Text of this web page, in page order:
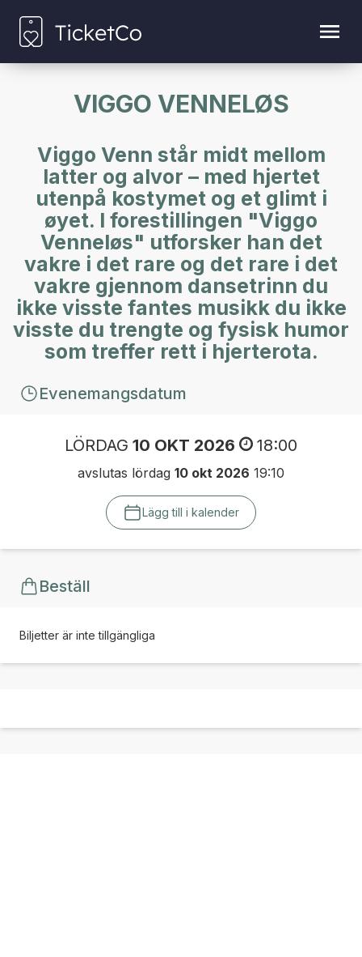
VIGGO VENNELØS
Viggo Venn står midt mellom
latter og alvor – med hjertet
utenpå kostymet og et glimt i
øyet. I forestillingen "Viggo
Venneløs" utforsker han det
vakre i det rare og det rare i det
vakre gjennom dansetrinn du
ikke visste fantes musikk du ikke
visste du trengte og fysisk humor
som treffer rett i hjerterota.
Evenemangsdatum
LÖRDAG 10 OKT 2026 18:00
avslutas lördag 10 okt 2026 19:10
Lägg till i kalender
Beställ
Biljetter är inte tillgängliga